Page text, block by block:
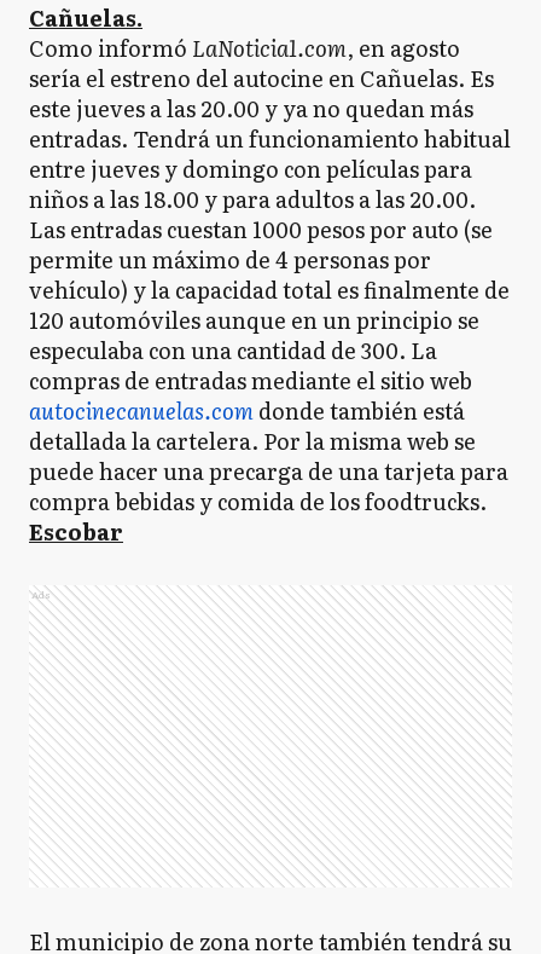
Cañuelas.
Como informó LaNoticia1.com, en agosto
sería el estreno del autocine en Cañuelas. Es
este jueves a las 20.00 y ya no quedan más
entradas. Tendrá un funcionamiento habitual
entre jueves y domingo con películas para
niños a las 18.00 y para adultos a las 20.00.
Las entradas cuestan 1000 pesos por auto (se
permite un máximo de 4 personas por
vehículo) y la capacidad total es finalmente de
120 automóviles aunque en un principio se
especulaba con una cantidad de 300. La
compras de entradas mediante el sitio web
autocinecanuelas.comdonde también está
detallada la cartelera. Por la misma web se
puede hacer una precarga de una tarjeta para
compra bebidas y comida de los foodtrucks.
Escobar
Ads
El municipio de zona norte también tendrá su